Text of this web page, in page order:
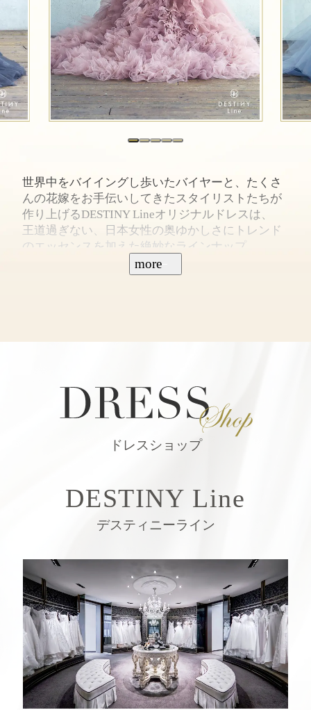
世界中をバイイングし歩いたバイヤーと、たくさ
んの花嫁をお手伝いしてきたスタイリストたちが
作り上げるDESTINY Lineオリジナルドレスは、
王道過ぎない、日本女性の奥ゆかしさにトレンド
のエッセンスを加えた絶妙なラインナップ。
花嫁と会場を知り尽くした私たちだからこそお届
けできる「花嫁が本当に着たいドレス」が揃う。
more
ドレスショップ
DESTINY Line
デスティニーライン